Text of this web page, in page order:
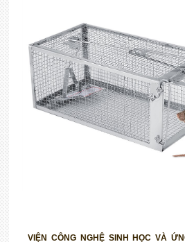
VIỆN CÔNG NGHỆ SINH HỌC VÀ